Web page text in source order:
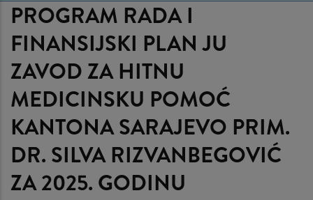
PROGRAM RADA I
FINANSIJSKI PLAN JU
ZAVOD ZA HITNU
MEDICINSKU POMOĆ
KANTONA SARAJEVO PRIM.
DR. SILVA RIZVANBEGOVIĆ
ZA 2025. GODINU